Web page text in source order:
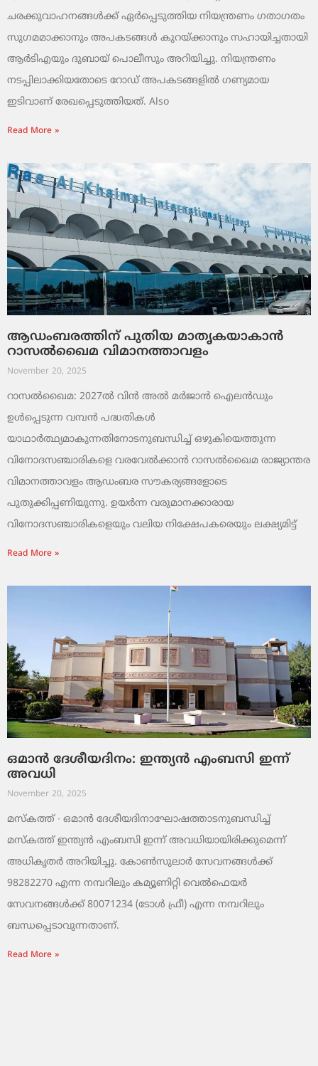
ചരക്കുവാഹനങ്ങൾക്ക് ഏർപ്പെടുത്തിയ നിയന്ത്രണം ഗതാഗതം
സുഗമമാക്കാനും അപകടങ്ങൾ കുറയ്ക്കാനും സഹായിച്ചതായി
ആർടിഎയും ദുബായ് പൊലീസും അറിയിച്ചു. നിയന്ത്രണം
നടപ്പിലാക്കിയതോടെ റോഡ് അപകടങ്ങളിൽ ഗണ്യമായ
ഇടിവാണ് രേഖപ്പെടുത്തിയത്. Also
Read More »
ആഡംബരത്തിന് പുതിയ മാതൃകയാകാൻ
റാസൽഖൈമ വിമാനത്താവളം
November 20, 2025
റാസൽഖൈമ: 2027ൽ വിൻ അൽ മർജാൻ ഐലൻഡും
ഉൾപ്പെടുന്ന വമ്പൻ പദ്ധതികൾ
യാഥാർത്ഥ്യമാകുന്നതിനോടനുബന്ധിച്ച് ഒഴുകിയെത്തുന്ന
വിനോദസഞ്ചാരികളെ വരവേൽക്കാൻ റാസൽഖൈമ രാജ്യാന്തര
വിമാനത്താവളം ആഡംബര സൗകര്യങ്ങളോടെ
പുതുക്കിപ്പണിയുന്നു. ഉയർന്ന വരുമാനക്കാരായ
വിനോദസഞ്ചാരികളെയും വലിയ നിക്ഷേപകരെയും ലക്ഷ്യമിട്ട്
Read More »
ഒമാൻ ദേശീയദിനം: ഇന്ത്യൻ എംബസി ഇന്ന്
അവധി
November 20, 2025
മസ്‌കത്ത് ∙ ഒമാൻ ദേശീയദിനാഘോഷത്താടനുബന്ധിച്ച്
മസ്‌കത്ത് ഇന്ത്യൻ എംബസി ഇന്ന് അവധിയായിരിക്കുമെന്ന്
അധികൃതർ അറിയിച്ചു. കോൺസുലാർ സേവനങ്ങൾക്ക്
98282270 എന്ന നമ്പറിലും കമ്യൂണിറ്റി വെൽഫെയർ
സേവനങ്ങൾക്ക് 80071234 (ടോൾ ഫ്രീ) എന്ന നമ്പറിലും
ബന്ധപ്പെടാവുന്നതാണ്.
Read More »